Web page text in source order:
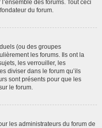
des forums. Tout ceci
du forum.
(ou des groupes
les forums. Ils ont la
les verrouiller, les
diviser dans le forum qu’ils
sont présents pour que les
le forum.
les administrateurs du forum de